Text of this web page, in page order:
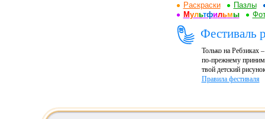
Раскраски
Пазлы
Мультфильмы
Фестиваль
Только на Ребзиках
по-прежнему
твой детский
Правила фестиваля